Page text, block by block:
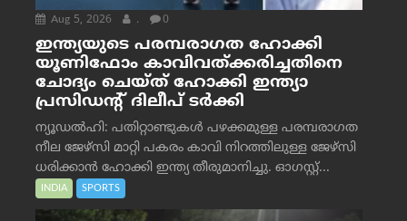
Aug 5, 2026 . 0
ഇന്ത്യയുടെ പരമ്പരാഗത ഹോക്കി
യൂണിഫോം കാവിവത്ക്കരിച്ചതിനെ
ചോദ്യം ചെയ്ത് ഹോക്കി ഇന്ത്യാ
പ്രസിഡന്റ് ദിലീപ് ടര്‍ക്കി
ന്യൂഡൽഹി: പതിറ്റാണ്ടുകൾ പഴക്കമുള്ള പരമ്പരാഗത
നീല ജേഴ്‌സി മാറ്റി പകരം കാവി നിറത്തിലുള്ള ജേഴ്‌സി
ധരിക്കാൻ ഹോക്കി ഇന്ത്യ തീരുമാനിച്ചു. ഓഗസ്റ്റ്...
INDIA SPORTS